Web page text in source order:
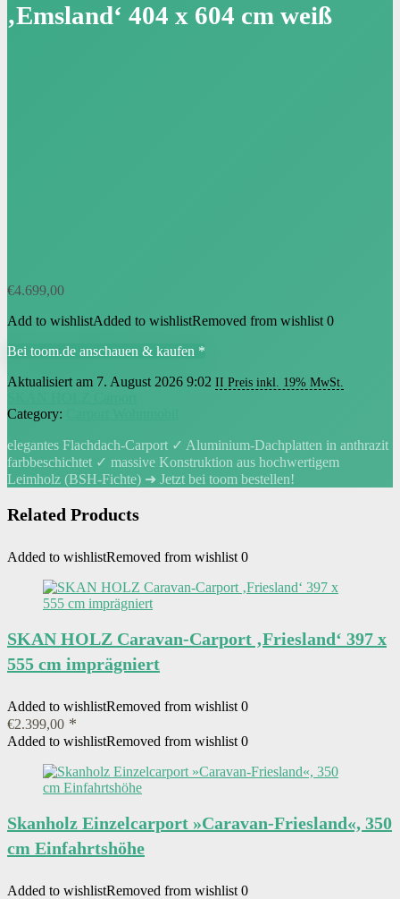
‚Emsland‘ 404 x 604 cm weiß
€4.699,00
Add to wishlistAdded to wishlistRemoved from wishlist 0
Bei toom.de anschauen & kaufen *
Aktualisiert am 7. August 2026 9:02 II Preis inkl. 19% MwSt.
Category:
elegantes Flachdach-Carport ✓ Aluminium-Dachplatten in anthrazit
farbbeschichtet ✓ massive Konstruktion aus hochwertigem
Leimholz (BSH-Fichte) ➜ Jetzt bei toom bestellen!
Related Products
Added to wishlistRemoved from wishlist 0
SKAN HOLZ Caravan-Carport ‚Friesland‘ 397 x
555 cm imprägniert
Added to wishlistRemoved from wishlist 0
€2.399,00
Added to wishlistRemoved from wishlist 0
Skanholz Einzelcarport »Caravan-Friesland«, 350
cm Einfahrtshöhe
Added to wishlistRemoved from wishlist 0